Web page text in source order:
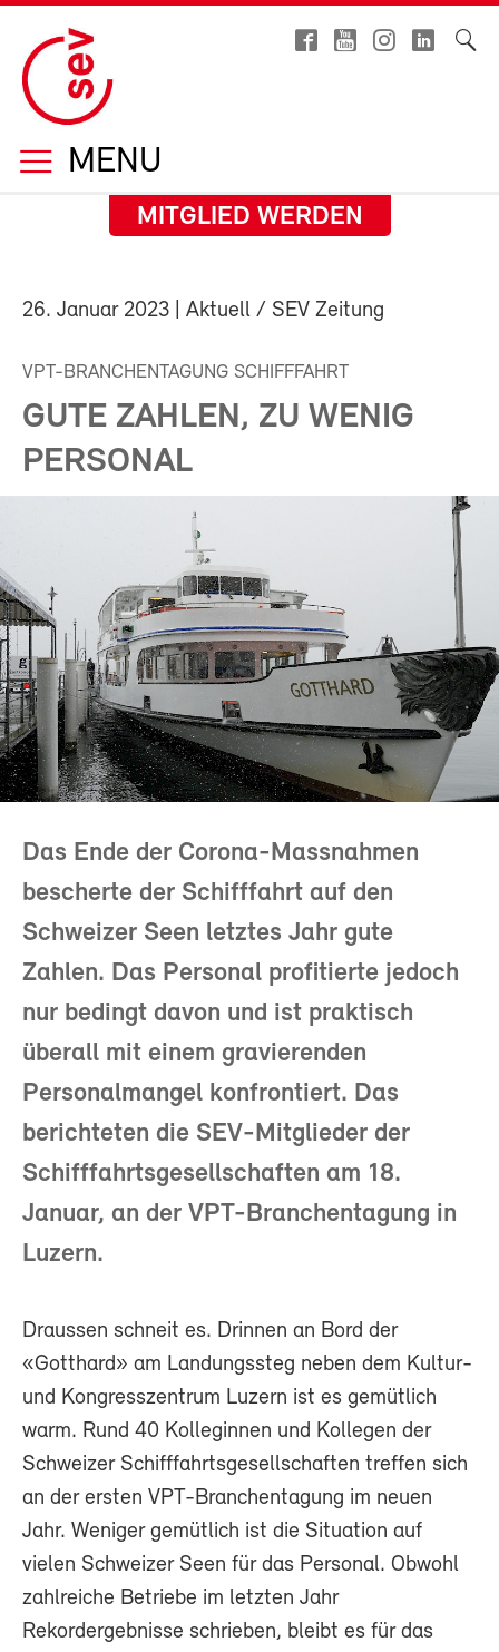
MENU
MITGLIED WERDEN
26. Januar 2023 | Aktuell / SEV Zeitung
VPT-BRANCHENTAGUNG SCHIFFFAHRT
GUTE ZAHLEN, ZU WENIG
PERSONAL
Das Ende der Corona-Massnahmen
bescherte der Schifffahrt auf den
Schweizer Seen letztes Jahr gute
Zahlen. Das Personal profitierte jedoch
nur bedingt davon und ist praktisch
überall mit einem gravierenden
Personalmangel konfrontiert. Das
berichteten die SEV-Mitglieder der
Schifffahrtsgesellschaften am 18.
Januar, an der VPT-Branchentagung in
Luzern.
Draussen schneit es. Drinnen an Bord der
«Gotthard» am Landungssteg neben dem Kultur-
und Kongresszentrum Luzern ist es gemütlich
warm. Rund 40 Kolleginnen und Kollegen der
Schweizer Schifffahrtsgesellschaften treffen sich
an der ersten VPT-Branchentagung im neuen
Jahr. Weniger gemütlich ist die Situation auf
vielen Schweizer Seen für das Personal. Obwohl
zahlreiche Betriebe im letzten Jahr
Rekordergebnisse schrieben, bleibt es für das